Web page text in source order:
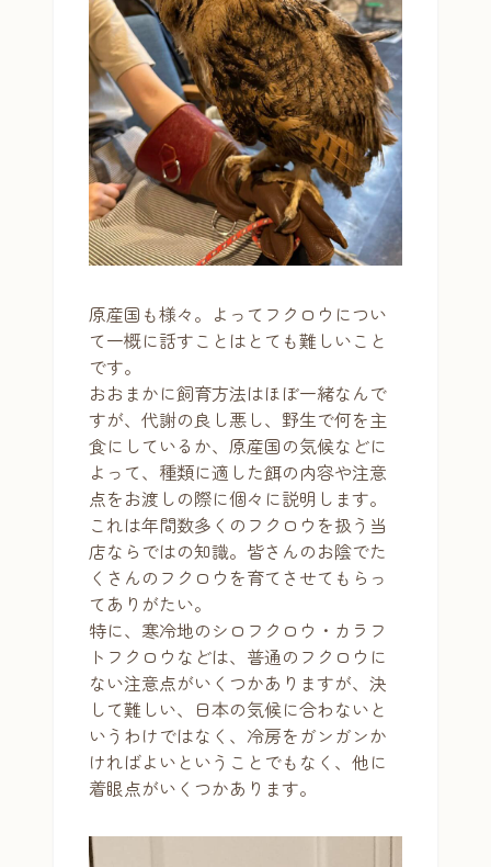
原産国も様々。よってフクロウについ
て一概に話すことはとても難しいこと
です。
おおまかに飼育方法はほぼ一緒なんで
すが、代謝の良し悪し、野生で何を主
食にしているか、原産国の気候などに
よって、種類に適した餌の内容や注意
点をお渡しの際に個々に説明します。
これは年間数多くのフクロウを扱う当
店ならではの知識。皆さんのお陰でた
くさんのフクロウを育てさせてもらっ
てありがたい。
特に、寒冷地のシロフクロウ・カラフ
トフクロウなどは、普通のフクロウに
ない注意点がいくつかありますが、決
して難しい、日本の気候に合わないと
いうわけではなく、冷房をガンガンか
ければよいということでもなく、他に
着眼点がいくつかあります。